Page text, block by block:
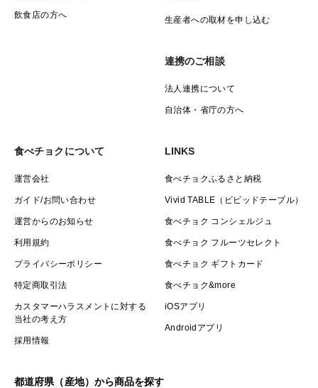
飲食店の方へ 生産者への取材を申し込む
連携のご相談
法人連携について
自治体・省庁の方へ
食べチョクについて
運営会社
ガイド/お問い合わせ
運営からのお知らせ
利用規約
プライバシーポリシー
特定商取引法
カスタマーハラスメントに対する
当社の考え方
採用情報
LINKS
食べチョクふるさと納税
Vivid TABLE（ビビッドテーブル）
食べチョク コンシェルジュ
食べチョク フルーツセレクト
食べチョク ギフトカード
食べチョク&more
iOSアプリ
Androidアプリ
都道府県（産地）から商品を探す